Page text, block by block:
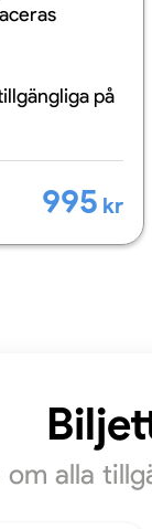
på
995 kr
alla